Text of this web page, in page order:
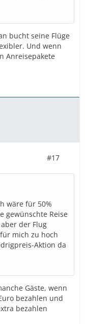
bucht seine Flüge
Und wenn
Anreisepakete
#17
wäre für 50%
gewünschte Reise
der Flug
mich zu hoch
Aktion da
Gäste, wenn
bezahlen und
bezahlen